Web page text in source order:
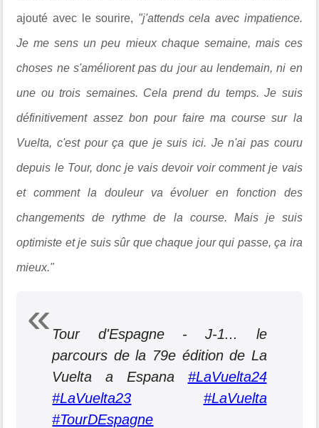
ajouté avec le sourire, "j'attends cela avec impatience.
Je me sens un peu mieux chaque semaine, mais ces
choses ne s'améliorent pas du jour au lendemain, ni en
une ou trois semaines. Cela prend du temps. Je suis
définitivement assez bon pour faire ma course sur la
Vuelta, c'est pour ça que je suis ici. Je n'ai pas couru
depuis le Tour, donc je vais devoir voir comment je vais
et comment la douleur va évoluer en fonction des
changements de rythme de la course. Mais je suis
optimiste et je suis sûr que chaque jour qui passe, ça ira
mieux."
Tour d'Espagne - J-1... le
parcours de la 79e édition de La
Vuelta a Espana #LaVuelta24
#LaVuelta23
#LaVuelta
#TourDEspagne